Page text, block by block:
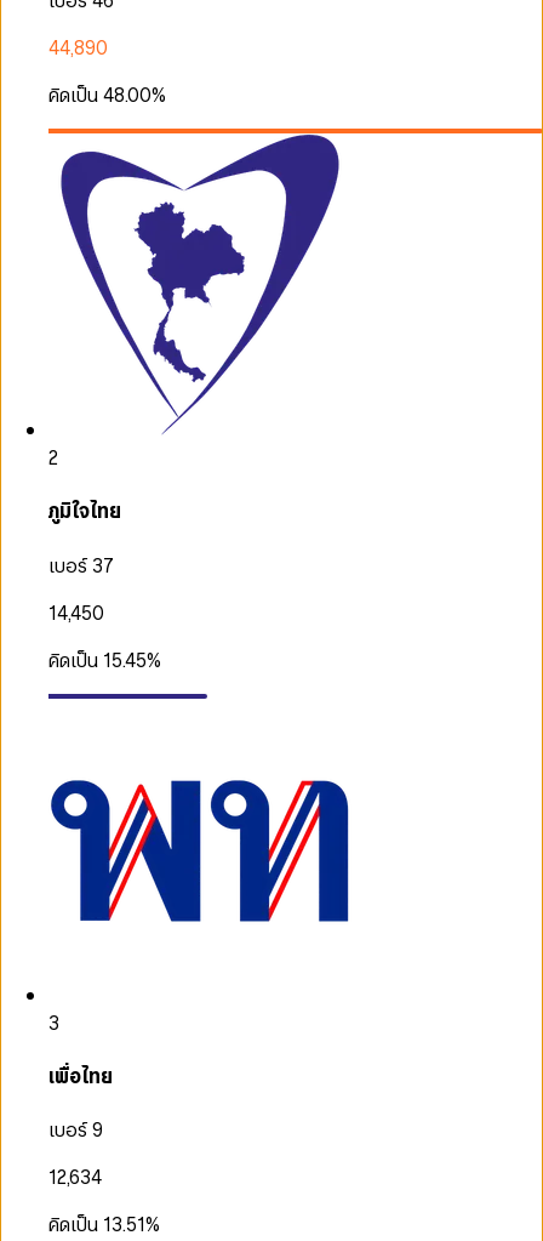
44,890
คิดเป็น48.00%
2
ภูมิใจไทย
เบอร์ 37
14,450
คิดเป็น 15.45%
3
เพื่อไทย
เบอร์ 9
12,634
คิดเป็น 13.51%